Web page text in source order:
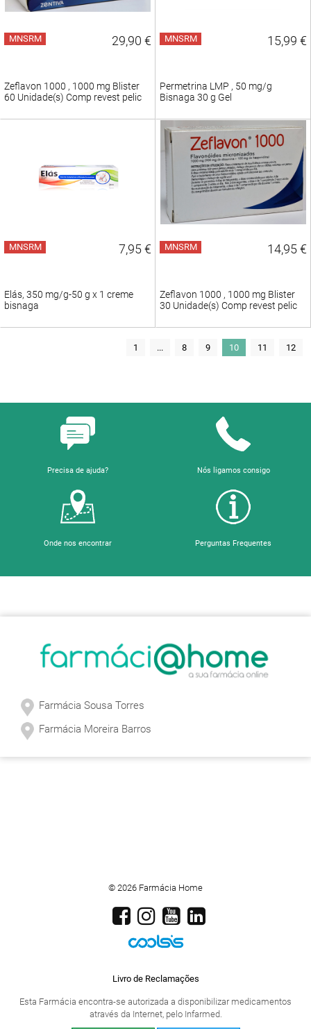
MNSRM 29,90 €
Zeflavon 1000 , 1000 mg Blister
60 Unidade(s) Comp revest pelic
MNSRM 15,99 €
Permetrina LMP , 50 mg/g
Bisnaga 30 g Gel
MNSRM 7,95 €
Elás, 350 mg/g-50 g x 1 creme
bisnaga
MNSRM 14,95 €
Zeflavon 1000 , 1000 mg Blister
30 Unidade(s) Comp revest pelic
1 ... 8 9 10 11 12
Precisa de ajuda? Nós ligamos consigo
Onde nos encontrar Perguntas Frequentes
Farmácia Sousa Torres
Farmácia Moreira Barros
© 2026 Farmácia Home
Livro de Reclamações
Esta Farmácia encontra-se autorizada a disponibilizar medicamentos
através da Internet, pelo Infarmed.